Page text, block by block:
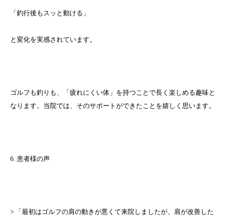
「釣行後もスッと動ける」
と変化を実感されています。
ゴルフも釣りも、「疲れにくい体」を持つことで長く楽しめる趣味と
なります。当院では、そのサポートができたことを嬉しく思います。
6. 患者様の声
> 「最初はゴルフの肩の動きが悪くて来院しましたが、肩が改善した